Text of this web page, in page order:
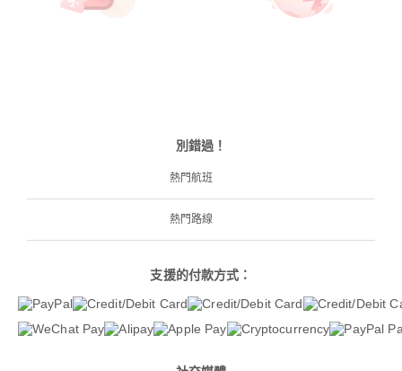
別錯過！
熱門航班
熱門路線
支援的付款方式：